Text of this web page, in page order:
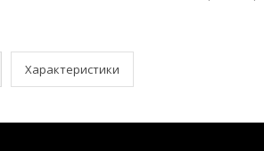
Характеристики